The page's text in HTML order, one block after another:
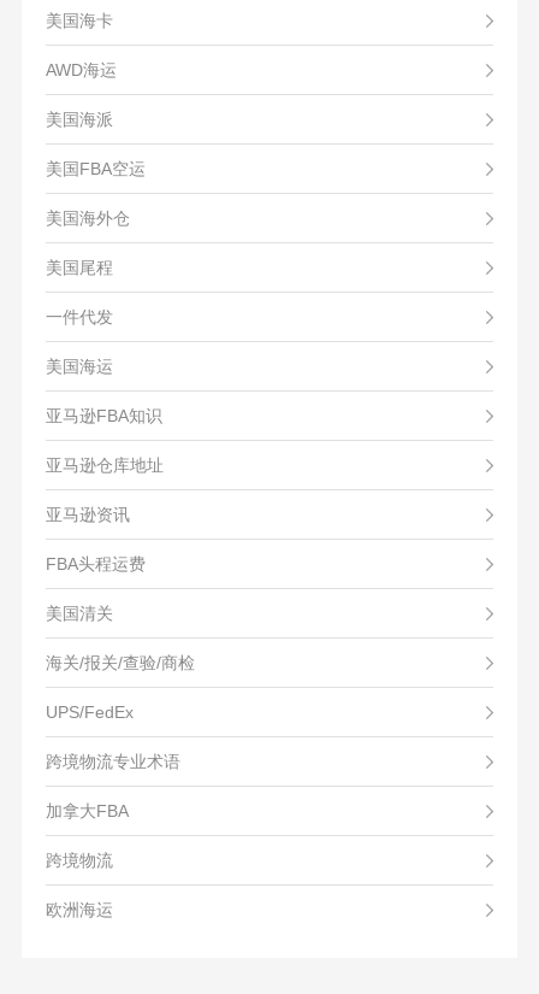
美国海卡
AWD海运
美国海派
美国FBA空运
美国海外仓
美国尾程
一件代发
美国海运
亚马逊FBA知识
亚马逊仓库地址
亚马逊资讯
FBA头程运费
美国清关
海关/报关/查验/商检
UPS/FedEx
跨境物流专业术语
加拿大FBA
跨境物流
欧洲海运